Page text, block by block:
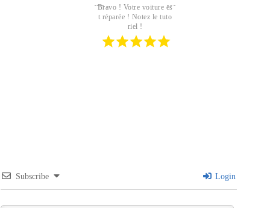
Bravo ! Votre voiture es
t réparée ! Notez le tuto
riel !
Subscribe Login